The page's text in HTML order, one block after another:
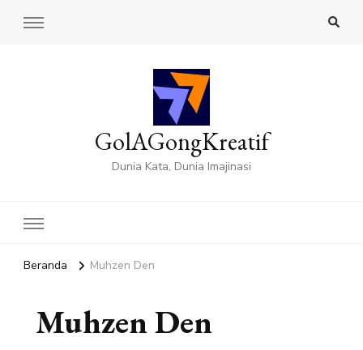
GolAGongKreatif
Dunia Kata, Dunia Imajinasi
Beranda Muhzen Den
Muhzen Den